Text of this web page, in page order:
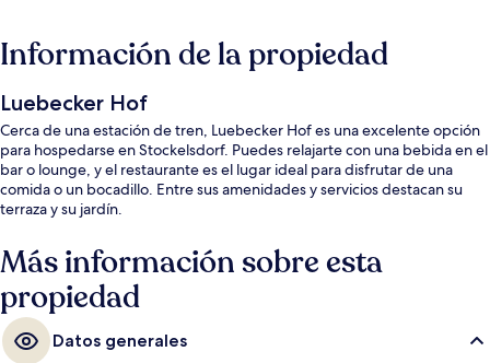
Información de la propiedad
Luebecker Hof
Cerca de una estación de tren, Luebecker Hof es una excelente opción
para hospedarse en Stockelsdorf. Puedes relajarte con una bebida en el
bar o lounge, y el restaurante es el lugar ideal para disfrutar de una
comida o un bocadillo. Entre sus amenidades y servicios destacan su
terraza y su jardín.
Más información sobre esta
propiedad
Datos generales